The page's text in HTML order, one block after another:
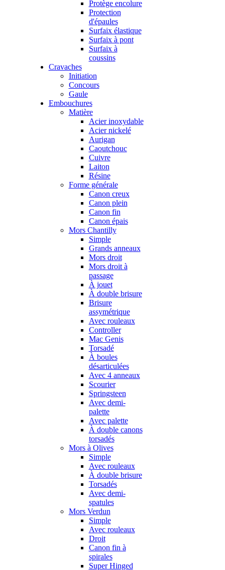
Protège encolure
Protection
d'épaules
Surfaix élastique
Surfaix à pont
Surfaix à
coussins
Cravaches
Initiation
Concours
Gaule
Embouchures
Matière
Acier inoxydable
Acier nickelé
Aurigan
Caoutchouc
Cuivre
Laiton
Résine
Forme générale
Canon creux
Canon plein
Canon fin
Canon épais
Mors Chantilly
Simple
Grands anneaux
Mors droit
Mors droit à
passage
À jouet
À double brisure
Brisure
assymétrique
Avec rouleaux
Controller
Mac Genis
Torsadé
À boules
désarticulées
Avec 4 anneaux
Scourier
Springsteen
Avec demi-
palette
Avec palette
À double canons
torsadés
Mors à Olives
Simple
Avec rouleaux
À double brisure
Torsadés
Avec demi-
spatules
Mors Verdun
Simple
Avec rouleaux
Droit
Canon fin à
spirales
Super Hinged